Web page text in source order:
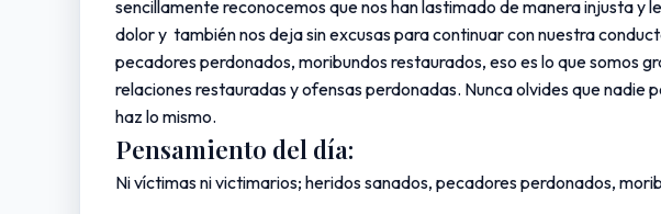
sencillamente reconocemos que nos han lastimado de manera injusta
dolor y también nos deja sin excusas para continuar con nuestra
pecadores perdonados, moribundos restaurados, eso es lo que somos
relaciones restauradas y ofensas perdonadas. Nunca olvides que nadie
haz lo mismo.
Pensamiento del día:
Ni víctimas ni victimarios; heridos sanados, pecadores perdonados,